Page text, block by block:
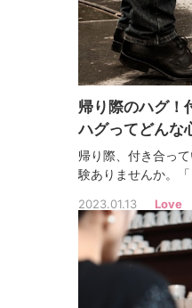
帰り際のハグ！
ハグってどんな
帰り際、付き合っ
験ありませんか。
際のハグ、付き合
されているのでしょ
2023.01.13 Love